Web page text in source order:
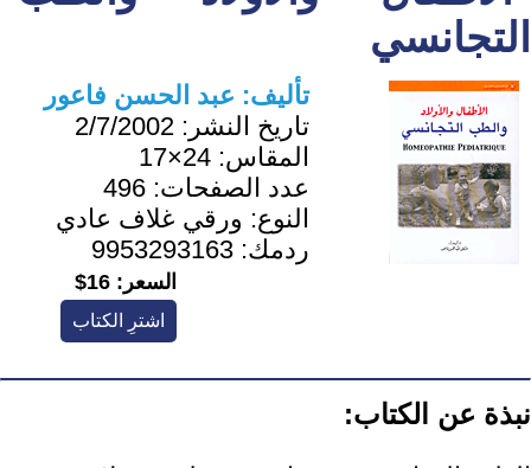
التجانسي
تأليف: عبد الحسن فاعور
تاريخ النشر: 2/7/2002
المقاس: 24×17
عدد الصفحات: 496
النوع: ورقي غلاف عادي
ردمك: 9953293163
السعر: 16$
اشترِ الكتاب
نبذة عن الكتاب: